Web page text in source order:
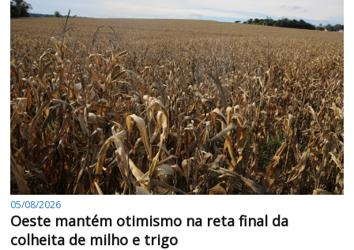
05/08/2026
Oeste mantém otimismo na reta final da
colheita de milho e trigo